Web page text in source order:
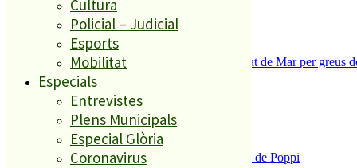
Cultura
Policial – Judicial
Esports
Mobilitat
Especials
Entrevistes
Plens Municipals
Especial Glòria
Coronavirus
Tanquen un local de menjar ràpid a Malgrat de Mar per greus
3
Enxampat l’autor de les pintades a la plaça de Poppi